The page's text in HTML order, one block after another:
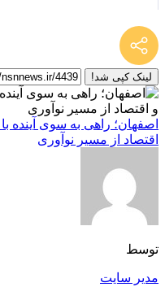
لینک کپی شد!
اصفهان؛ راهی به سوی آینده
اقتصاد از مسیر نوآوری
توسط
مدیر سایت